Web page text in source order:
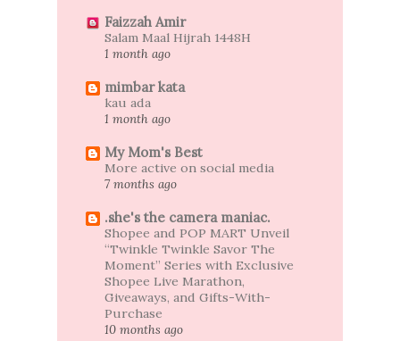
Faizzah Amir
Salam Maal Hijrah 1448H
1 month ago
mimbar kata
kau ada
1 month ago
My Mom's Best
More active on social media
7 months ago
.she's the camera maniac.
Shopee and POP MART Unveil
“Twinkle Twinkle Savor The
Moment” Series with Exclusive
Shopee Live Marathon,
Giveaways, and Gifts-With-
Purchase
10 months ago